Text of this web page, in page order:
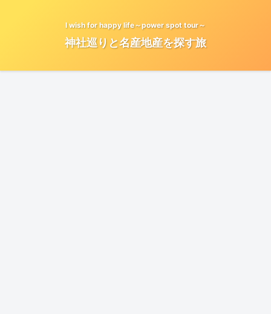
I wish for happy life～power spot tour～
神社巡りと名産地産を探す旅